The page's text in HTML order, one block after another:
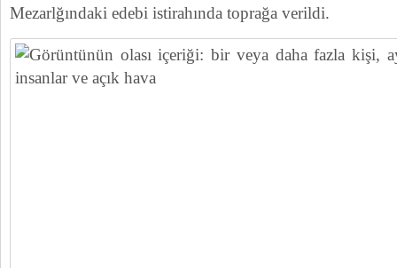
Mezarlğındaki edebi istirahında toprağa verildi.